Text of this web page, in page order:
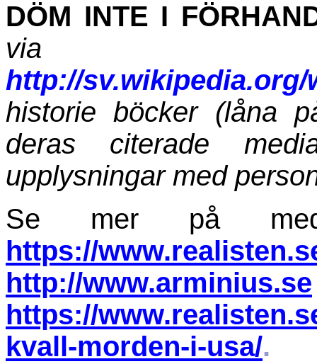
DÖM INTE I
http://
historie böcker (låna
deras citerade
upplysningar med
Se mer på
https://
http://www.arminius.se
https://
kvall-morden-i-usa/.